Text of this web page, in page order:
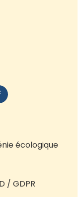
écologique
/ GDPR